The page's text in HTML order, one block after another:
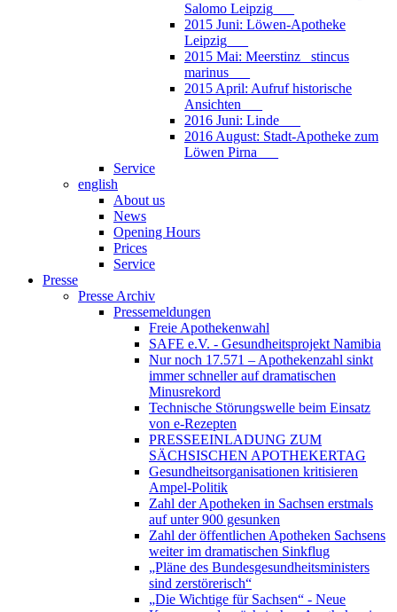
Salomo Leipzig___
2015 Juni: Löwen-Apotheke
Leipzig___
2015 Mai: Meerstinz_ stincus
marinus___
2015 April: Aufruf historische
Ansichten___
2016 Juni: Linde___
2016 August: Stadt-Apotheke zum
Löwen Pirna___
Service
english
About us
News
Opening Hours
Prices
Service
Presse
Presse Archiv
Pressemeldungen
Freie Apothekenwahl
SAFE e.V. - Gesundheitsprojekt Namibia
Nur noch 17.571 – Apothekenzahl sinkt
immer schneller auf dramatischen
Minusrekord
Technische Störungswelle beim Einsatz
von e-Rezepten
PRESSEEINLADUNG ZUM
SÄCHSISCHEN APOTHEKERTAG
Gesundheitsorganisationen kritisieren
Ampel-Politik
Zahl der Apotheken in Sachsen erstmals
auf unter 900 gesunken
Zahl der öffentlichen Apotheken Sachsens
weiter im dramatischen Sinkflug
„Pläne des Bundesgesundheitsministers
sind zerstörerisch“
„Die Wichtige für Sachsen“ - Neue